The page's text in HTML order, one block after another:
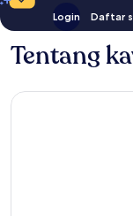
Login Daftar
Tentang